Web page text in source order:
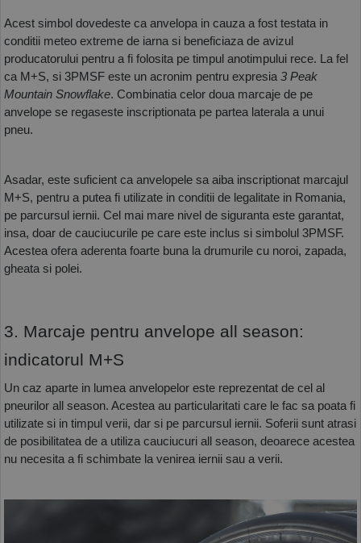
Acest simbol dovedeste ca anvelopa in cauza a fost testata in
conditii meteo extreme de iarna si beneficiaza de avizul
producatorului pentru a fi folosita pe timpul anotimpului rece. La fel
ca M+S, si 3PMSF este un acronim pentru expresia 3 Peak
Mountain Snowflake. Combinatia celor doua marcaje de pe
anvelope se regaseste inscriptionata pe partea laterala a unui
pneu.
Asadar, este suficient ca anvelopele sa aiba inscriptionat marcajul
M+S, pentru a putea fi utilizate in conditii de legalitate in Romania,
pe parcursul iernii. Cel mai mare nivel de siguranta este garantat,
insa, doar de cauciucurile pe care este inclus si simbolul 3PMSF.
Acestea ofera aderenta foarte buna la drumurile cu noroi, zapada,
gheata si polei.
3. Marcaje pentru anvelope all season:
indicatorul M+S
Un caz aparte in lumea anvelopelor este reprezentat de cel al
pneurilor all season. Acestea au particularitati care le fac sa poata fi
utilizate si in timpul verii, dar si pe parcursul iernii. Soferii sunt atrasi
de posibilitatea de a utiliza cauciucuri all season, deoarece acestea
nu necesita a fi schimbate la venirea iernii sau a verii.